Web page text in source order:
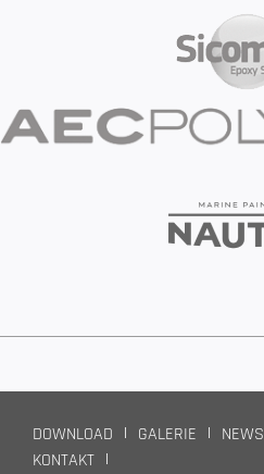
DOWNLOAD GALERIE NEWS
KONTAKT